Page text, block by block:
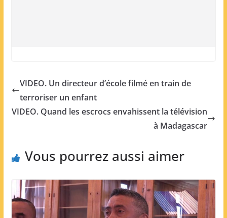
VIDEO. Un directeur d’école filmé en train de
terroriser un enfant
VIDEO. Quand les escrocs envahissent la télévision
à Madagascar
Vous pourrez aussi aimer